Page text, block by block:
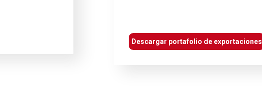
Descargar portafolio de exportaciones